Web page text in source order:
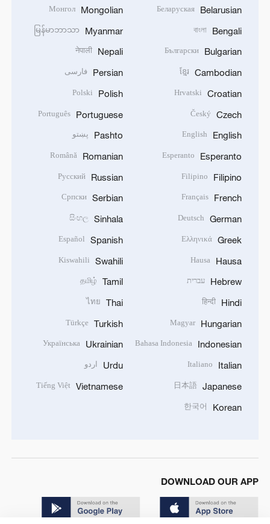
Belarusian
Беларуская
Bengali
বাংলা
Bulgarian
Български
Cambodian
ខ្មែរ
Croatian
Hrvatski
Czech
Český
English
English
Esperanto
Esperanto
Filipino
Filipino
French
Français
German
Deutsch
Greek
Ελληνικά
Hausa
Hausa
Hebrew עברית
Hindi
हिन्दी
Hungarian
Magyar
Indonesian
Bahasa Indonesia
Italian
Italiano
Japanese
日本語
Korean
한국어
Mongolian
Монгол
Myanmar
မြန်မာဘာသာ
Nepali
नेपाली
Persian فارسی
Polish
Polski
Portuguese
Português
Pashto پښتو
Romanian
Română
Russian
Русский
Serbian
Српски
Sinhala
සිංහල
Spanish
Español
Swahili
Kiswahili
Tamil
தமிழ்
Thai
ไทย
Turkish
Türkçe
Ukrainian
Українська
Urdu اردو
Vietnamese
Tiếng Việt
DOWNLOAD OUR APP